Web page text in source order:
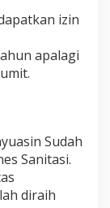
izin
apalagi
Sudah
Sanitasi.
diraih